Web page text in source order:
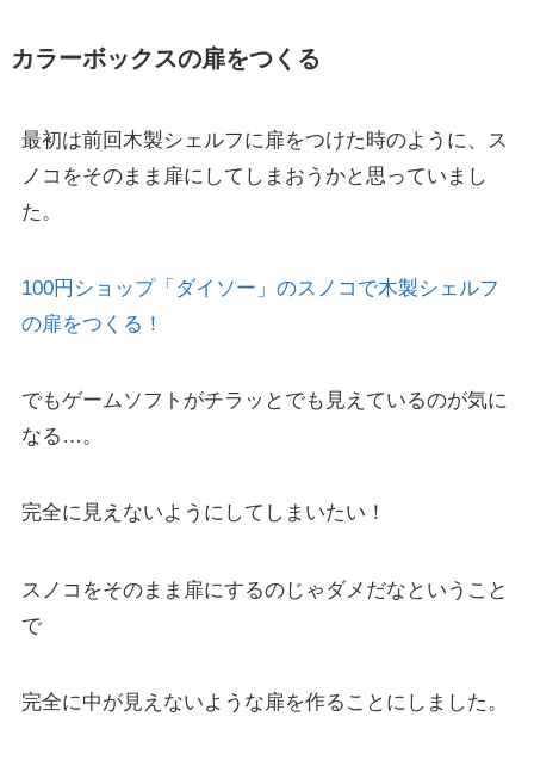
カラーボックスの扉をつくる
最初は前回木製シェルフに扉をつけた時のように、ス
ノコをそのまま扉にしてしまおうかと思っていまし
た。
100円ショップ「ダイソー」のスノコで木製シェルフ
の扉をつくる！
でもゲームソフトがチラッとでも見えているのが気に
なる…。
完全に見えないようにしてしまいたい！
スノコをそのまま扉にするのじゃダメだなということ
で
完全に中が見えないような扉を作ることにしました。